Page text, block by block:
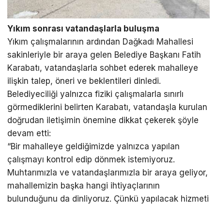
Yıkım sonrası vatandaşlarla buluşma
Yıkım çalışmalarının ardından Dağkadı Mahallesi
sakinleriyle bir araya gelen Belediye Başkanı Fatih
Karabatı, vatandaşlarla sohbet ederek mahalleye
ilişkin talep, öneri ve beklentileri dinledi.
Belediyeciliği yalnızca fiziki çalışmalarla sınırlı
görmediklerini belirten Karabatı, vatandaşla kurulan
doğrudan iletişimin önemine dikkat çekerek şöyle
devam etti:
“Bir mahalleye geldiğimizde yalnızca yapılan
çalışmayı kontrol edip dönmek istemiyoruz.
Muhtarımızla ve vatandaşlarımızla bir araya geliyor,
mahallemizin başka hangi ihtiyaçlarının
bulunduğunu da dinliyoruz. Çünkü yapılacak hizmeti